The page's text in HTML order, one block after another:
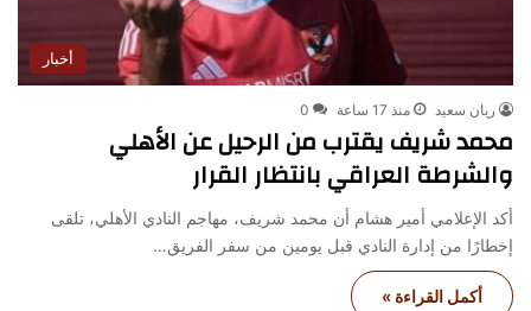
أخبار
ريان سعيد منذ 17 ساعة 0
محمد شريف يقترب من الرحيل عن الأهلي
والشرطة العراقي بانتظار القرار
أكد الإعلامي أمير هشام أن محمد شريف، مهاجم النادي الأهلي، تلقى
إخطارًا من إدارة النادي قبل يومين من سفر الفريق…
أكمل القراءة »